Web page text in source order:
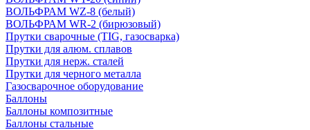
ВОЛЬФРАМ WZ-8 (белый)
ВОЛЬФРАМ WR-2 (бирюзовый)
Прутки сварочные (TIG, газосварка)
Прутки для алюм. сплавов
Прутки для нерж. сталей
Прутки для черного металла
Газосварочное оборудование
Баллоны
Баллоны композитные
Баллоны стальные